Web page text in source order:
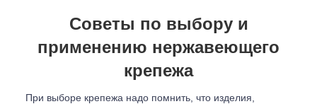
Советы по выбору и
применению нержавеющего
крепежа
При выборе крепежа надо помнить, что изделия,